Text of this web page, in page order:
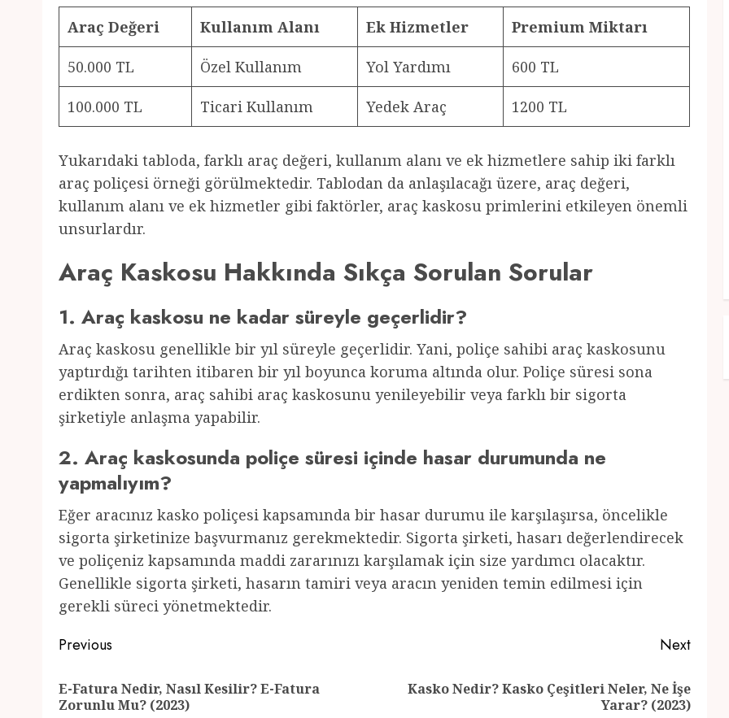
Araç Değeri Kullanım Alanı Ek Hizmetler Premium Miktarı
50.000 TL Özel Kullanım Yol Yardımı 600 TL
100.000 TL Ticari Kullanım Yedek Araç 1200 TL
Yukarıdaki tabloda, farklı araç değeri, kullanım alanı ve ek hizmetlere sahip iki farklı
araç poliçesi örneği görülmektedir. Tablodan da anlaşılacağı üzere, araç değeri,
kullanım alanı ve ek hizmetler gibi faktörler, araç kaskosu primlerini etkileyen önemli
unsurlardır.
Araç Kaskosu Hakkında Sıkça Sorulan Sorular
1. Araç kaskosu ne kadar süreyle geçerlidir?
Araç kaskosu genellikle bir yıl süreyle geçerlidir. Yani, poliçe sahibi araç kaskosunu
yaptırdığı tarihten itibaren bir yıl boyunca koruma altında olur. Poliçe süresi sona
erdikten sonra, araç sahibi araç kaskosunu yenileyebilir veya farklı bir sigorta
şirketiyle anlaşma yapabilir.
2. Araç kaskosunda poliçe süresi içinde hasar durumunda ne
yapmalıyım?
Eğer aracınız kasko poliçesi kapsamında bir hasar durumu ile karşılaşırsa, öncelikle
sigorta şirketinize başvurmanız gerekmektedir. Sigorta şirketi, hasarı değerlendirecek
ve poliçeniz kapsamında maddi zararınızı karşılamak için size yardımcı olacaktır.
Genellikle sigorta şirketi, hasarın tamiri veya aracın yeniden temin edilmesi için
gerekli süreci yönetmektedir.
Post
navigation
Previous
Previous
E-Fatura Nedir, Nasıl Kesilir? E-Fatura
Zorunlu Mu? (2023)
Next
NextKasko Nedir? Kasko Çeşitleri Neler, Ne İşe
Yarar? (2023)